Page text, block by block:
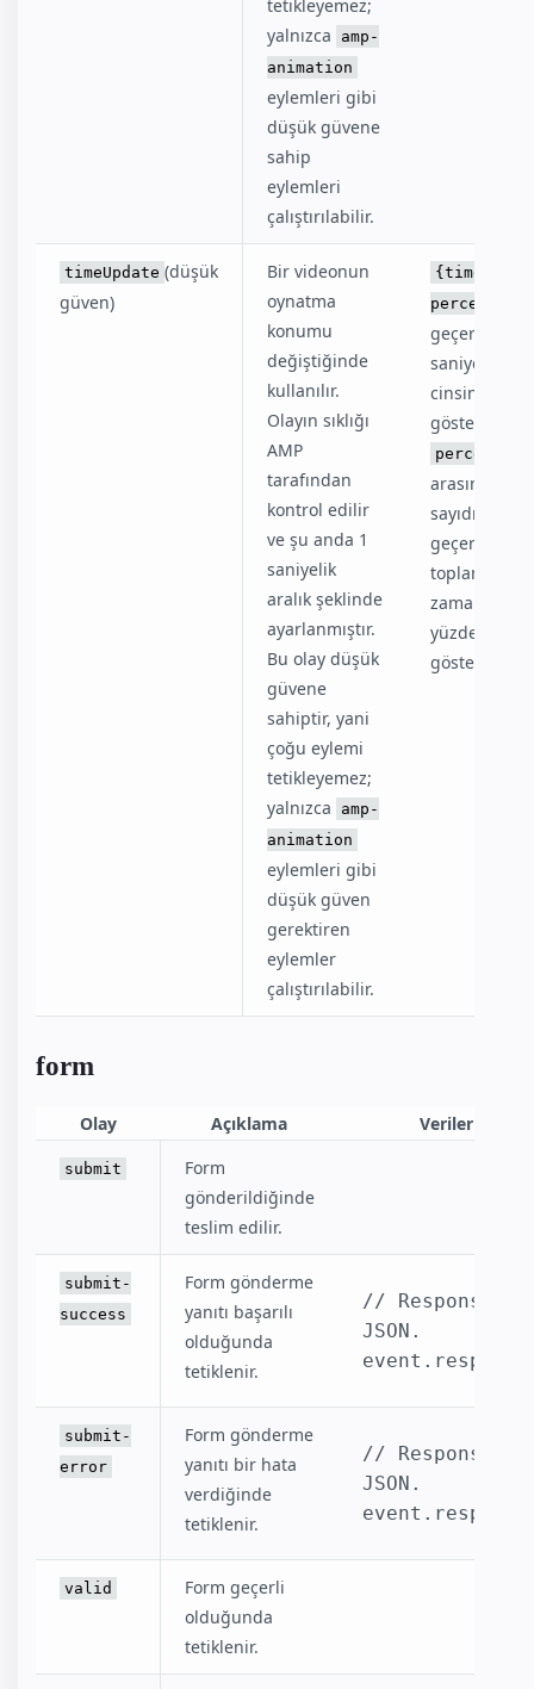
tetikleyemez;
yalnızca
amp-
animation
eylemleri gibi
düşük güvene
sahip
eylemleri
çalıştırılabilir.
timeUpdate (düşük
güven)
Bir videonun
oynatma
konumu
değiştiğinde
kullanılır.
Olayın sıklığı
AMP
tarafından
kontrol edilir
ve şu anda 1
saniyelik
aralık şeklinde
ayarlanmıştır.
Bu olay düşük
güvene
sahiptir, yani
çoğu eylemi
tetikleyemez;
yalnızca
amp-
animation
eylemleri gibi
düşük güven
gerektiren
eylemler
çalıştırılabilir.
{time,
percent}
geçerli
saniye
cinsinden
gösterir,
percent
arasında bir
sayıdır ve
geçerli
toplam
zamanın
yüzdesi
gösterir.
form
Olay Açıklama Veriler
submit
Form
gönderildiğinde
teslim edilir.
submit-
success
Form gönderme
yanıtı başarılı
olduğunda
tetiklenir.
// Response
JSON.
event.response
submit-
error
Form gönderme
yanıtı bir hata
verdiğinde
tetiklenir.
// Response
JSON.
event.response
valid
Form geçerli
olduğunda
tetiklenir.